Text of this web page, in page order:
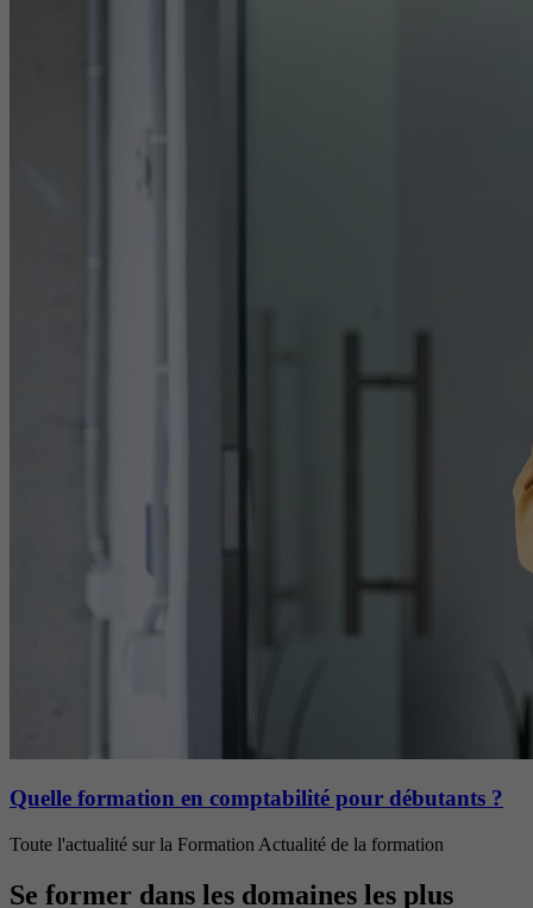
Quelle formation en comptabilité pour débutants ?
Toute l'actualité sur la Formation Actualité de la formation
Se former dans les domaines les plus